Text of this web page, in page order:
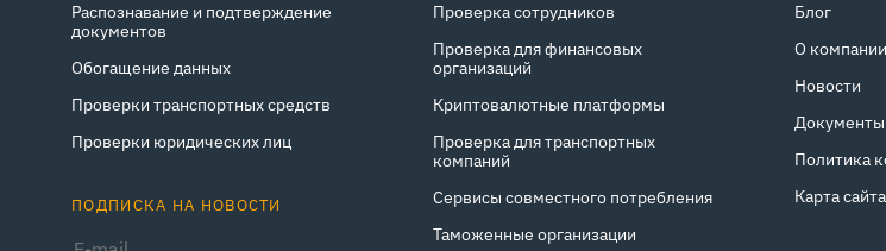
Распознавание и подтверждение
документов
Обогащение данных
Проверки транспортных средств
Проверки юридических лиц
ПОДПИСКА НА НОВОСТИ
Проверка сотрудников
Проверка для финансовых
организаций
Криптовалютные платформы
Проверка для транспортных
компаний
Сервисы совместного потребления
Таможенные организации
Блог
О компании
Новости
Документы
Политика
Карта сайта